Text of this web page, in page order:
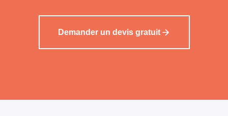
Demander un devis gratuit